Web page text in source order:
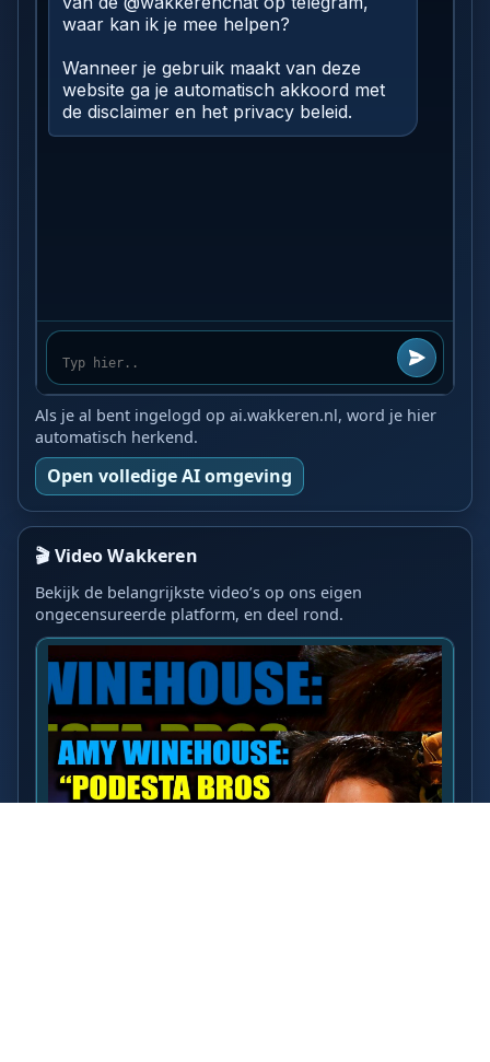
Als je al bent ingelogd op ai.wakkeren.nl, word je hier
automatisch herkend.
Open volledige AI omgeving
🎬 Video Wakkeren
Bekijk de belangrijkste video’s op ons eigen
ongecensureerde platform, en deel rond.